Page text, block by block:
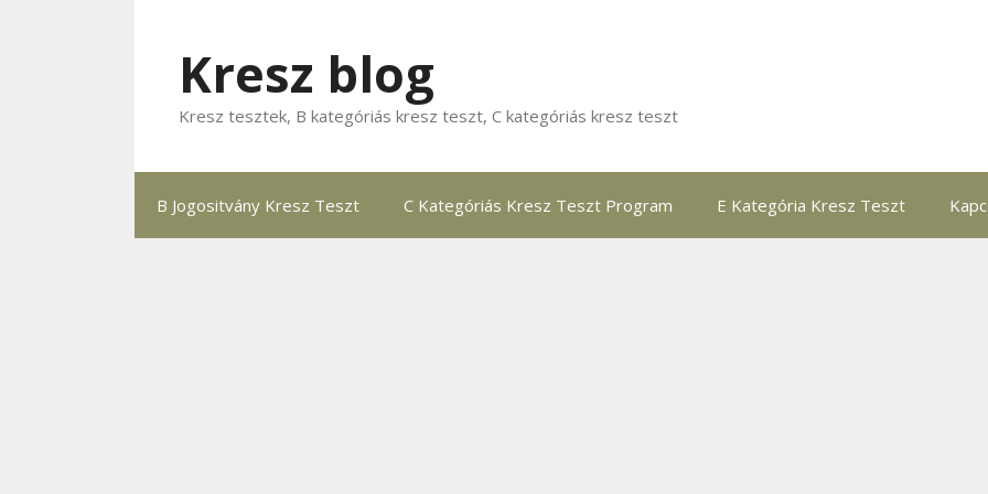
Kresz blog
Kresz tesztek, B kategóriás kresz teszt, C kategóriás kresz teszt
B Jogositvány Kresz Teszt C Kategóriás Kresz Teszt Program E Kategória Kresz Teszt